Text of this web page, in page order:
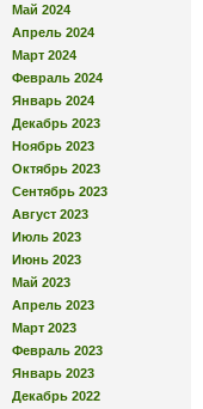
Май 2024
Апрель 2024
Март 2024
Февраль 2024
Январь 2024
Декабрь 2023
Ноябрь 2023
Октябрь 2023
Сентябрь 2023
Август 2023
Июль 2023
Июнь 2023
Май 2023
Апрель 2023
Март 2023
Февраль 2023
Январь 2023
Декабрь 2022